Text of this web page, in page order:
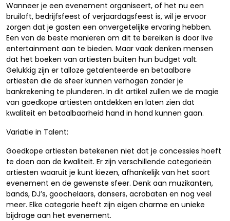
Wanneer je een evenement organiseert, of het nu een
bruiloft, bedrijfsfeest of verjaardagsfeest is, wil je ervoor
zorgen dat je gasten een onvergetelijke ervaring hebben.
Een van de beste manieren om dit te bereiken is door live
entertainment aan te bieden. Maar vaak denken mensen
dat het boeken van artiesten buiten hun budget valt.
Gelukkig zijn er talloze getalenteerde en betaalbare
artiesten die de sfeer kunnen verhogen zonder je
bankrekening te plunderen. In dit artikel zullen we de magie
van goedkope artiesten ontdekken en laten zien dat
kwaliteit en betaalbaarheid hand in hand kunnen gaan.
Variatie in Talent:
Goedkope artiesten betekenen niet dat je concessies hoeft
te doen aan de kwaliteit. Er zijn verschillende categorieën
artiesten waaruit je kunt kiezen, afhankelijk van het soort
evenement en de gewenste sfeer. Denk aan muzikanten,
bands, DJ’s, goochelaars, dansers, acrobaten en nog veel
meer. Elke categorie heeft zijn eigen charme en unieke
bijdrage aan het evenement.